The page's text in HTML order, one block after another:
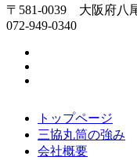
〒581-0039 大阪府八
072-949-0340
トップページ
三協丸筒の強み
会社概要